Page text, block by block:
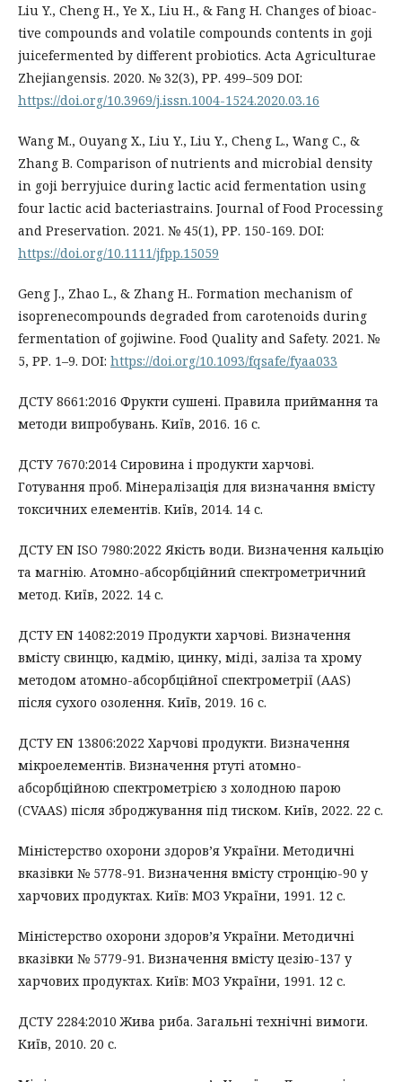
Liu Y., Cheng H., Ye X., Liu H., & Fang H. Changes of bioac-
tive compounds and volatile compounds contents in goji
juicefermented by different probiotics. Acta Agriculturae
Zhejiangensis. 2020. № 32(3), РР. 499–509 DOI:
https://doi.org/10.3969/j.issn.1004-1524.2020.03.16
Wang M., Ouyang X., Liu Y., Liu Y., Cheng L., Wang C., &
Zhang B. Comparison of nutrients and microbial density
in goji berryjuice during lactic acid fermentation using
four lactic acid bacteriastrains. Journal of Food Processing
and Preservation. 2021. № 45(1), РР. 150-169. DOI:
https://doi.org/10.1111/jfpp.15059
Geng J., Zhao L., & Zhang H.. Formation mechanism of
isoprenecompounds degraded from carotenoids during
fermentation of gojiwine. Food Quality and Safety. 2021. №
5, РР. 1–9. DOI: https://doi.org/10.1093/fqsafe/fyaa033
ДСТУ 8661:2016 Фрукти сушені. Правила приймання та
методи випробувань. Київ, 2016. 16 с.
ДСТУ 7670:2014 Сировина і продукти харчові.
Готування проб. Мінералізація для визначання вмісту
токсичних елементів. Київ, 2014. 14 с.
ДСТУ EN ISO 7980:2022 Якість води. Визначення кальцію
та магнію. Атомно-абсорбційний спектрометричний
метод. Київ, 2022. 14 с.
ДСТУ EN 14082:2019 Продукти харчові. Визначення
вмісту свинцю, кадмію, цинку, міді, заліза та хрому
методом атомно-абсорбційної спектрометрії (AAS)
після сухого озолення. Київ, 2019. 16 с.
ДСТУ EN 13806:2022 Харчові продукти. Визначення
мікроелементів. Визначення ртуті атомно-
абсорбційною спектрометрією з холодною парою
(CVAAS) після зброджування під тиском. Київ, 2022. 22 с.
Міністерство охорони здоров’я України. Методичні
вказівки № 5778-91. Визначення вмісту стронцію-90 у
харчових продуктах. Київ: МОЗ України, 1991. 12 с.
Міністерство охорони здоров’я України. Методичні
вказівки № 5779-91. Визначення вмісту цезію-137 у
харчових продуктах. Київ: МОЗ України, 1991. 12 с.
ДСТУ 2284:2010 Жива риба. Загальні технічні вимоги.
Київ, 2010. 20 с.